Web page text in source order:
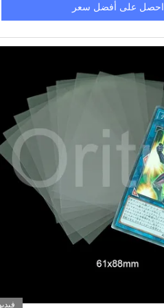
احصل على أفضل سعر